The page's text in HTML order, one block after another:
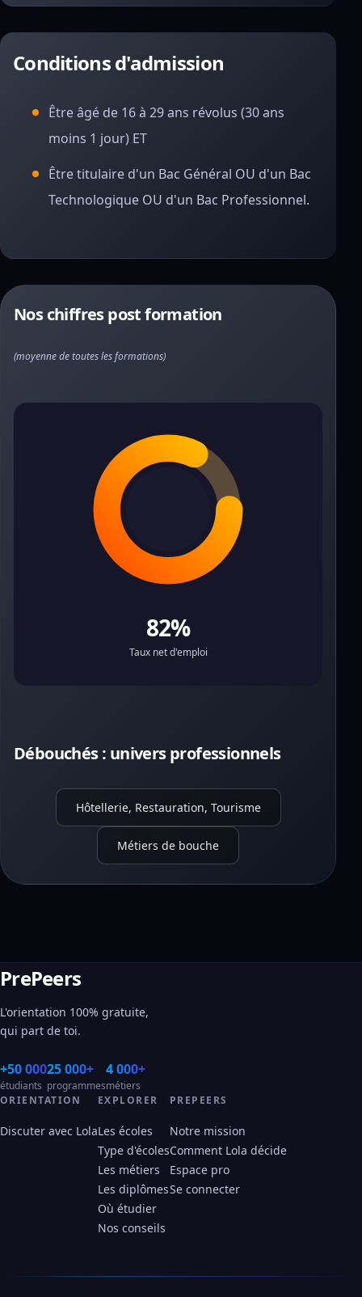
Conditions d'admission
Être âgé de 16 à 29 ans révolus (30 ans
moins 1 jour) ET
Être titulaire d'un Bac Général OU d'un Bac
Technologique OU d'un Bac Professionnel.
Nos chiffres post formation
(moyenne de toutes les formations)
82%
Taux net d'emploi
Débouchés : univers professionnels
Hôtellerie, Restauration, Tourisme
Métiers de bouche
PrePeers
L'orientation 100% gratuite,
qui part de toi.
+50 000
étudiants
25 000+
programmes
4 000+
métiers
ORIENTATION
Discuter avec Lola
EXPLORER
Les écoles
Type d'écoles
Les métiers
Les diplômes
Où étudier
Nos conseils
PREPEERS
Notre mission
Comment Lola décide
Espace pro
Se connecter